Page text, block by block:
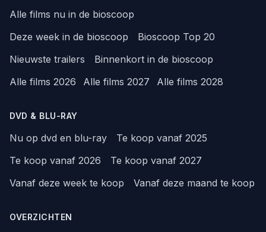
Alle films nu in de bioscoop
Deze week in de bioscoop
Bioscoop Top 20
Nieuwste trailers
Binnenkort in de bioscoop
Alle films 2026
Alle films 2027 Alle films 2028
DVD & BLU-RAY
Nu op dvd en blu-ray
Te koop vanaf 2025
Te koop vanaf 2026
Te koop vanaf 2027
Vanaf deze week te koop
Vanaf deze maand te koop
OVERZICHTEN